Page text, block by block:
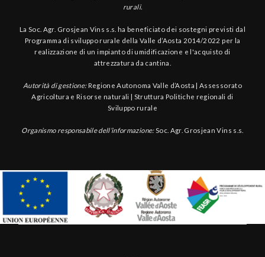
rurali.
La Soc. Agr. Grosjean Vins s.s. ha beneficiato dei sostegni previsti dal
Programma di sviluppo rurale della Valle d’Aosta 2014/2022 per la
realizzazione di un impianto di umidificazione e l'acquisto di
attrezzatura da cantina.
Autorità di gestione:Regione Autonoma Valle d’Aosta | Assessorato
Agricoltura e Risorse naturali | Struttura Politiche regionali di
Sviluppo rurale
Organismo responsabile dell’informazione:Soc. Agr. Grosjean Vins s.s.